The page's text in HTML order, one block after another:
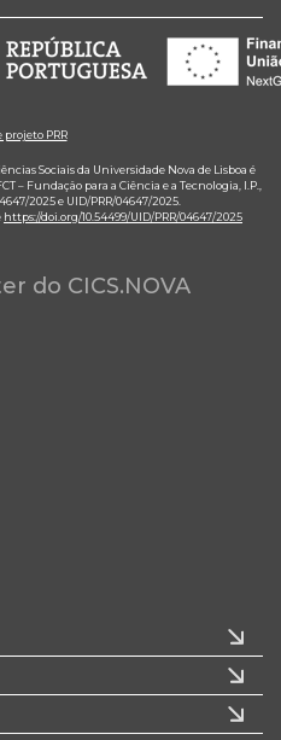
projeto PRR
Sociais da Universidade Nova de Lisboa é
– Fundação para a Ciência e a Tecnologia, I.P.,
2025 e UID/PRR/04647/2025.
https://doi.org/10.54499/UID/PRR/04647/2025
do CICS.NOVA